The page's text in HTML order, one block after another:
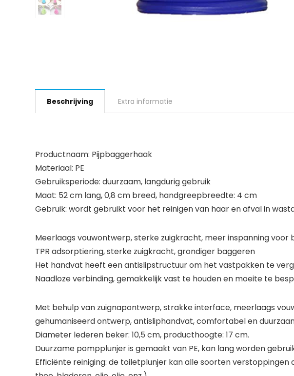
Beschrijving Extra informatie
Productnaam: Pijpbaggerhaak
Materiaal: PE
Gebruiksperiode: duurzaam, langdurig gebruik
Maat: 52 cm lang, 0,8 cm breed, handgreepbreedte: 4 cm
Gebruik: wordt gebruikt voor het reinigen van haar en afval in
Meerlaags vouwontwerp, sterke zuigkracht, meer inspanning voor
TPR adsorptiering, sterke zuigkracht, grondiger baggeren
Het handvat heeft een antislipstructuur om het vastpakken te
Naadloze verbinding, gemakkelijk vast te houden en moeite te
Met behulp van zuignapontwerp, strakke interface, meerlaags
gehumaniseerd ontwerp, antisliphandvat, comfortabel en
Diameter lederen beker: 10,5 cm, producthoogte: 17 cm.
Duurzame pompplunjer is gemaakt van PE, kan lang worden
Efficiënte reiniging: de toiletplunjer kan alle soorten